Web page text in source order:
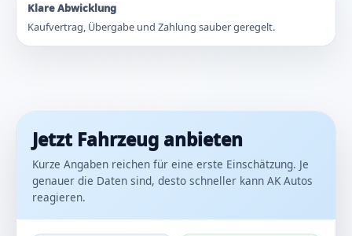
Klare Abwicklung
Kaufvertrag, Übergabe und Zahlung sauber geregelt.
Jetzt Fahrzeug anbieten
Kurze Angaben reichen für eine erste Einschätzung. Je
genauer die Daten sind, desto schneller kann AK Autos
reagieren.